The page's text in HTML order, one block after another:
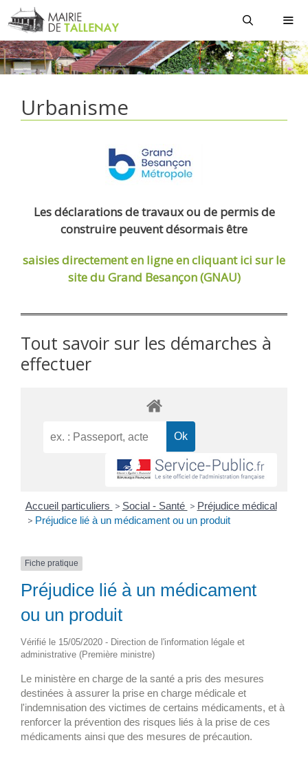
Aller
au
contenu
Urbanisme
Les déclarations de travaux ou de permis de
construire peuvent désormais être
saisies directement en ligneen cliquant ici sur le
site du Grand Besançon (GNAU)
Tout savoir sur les démarches à
effectuer
Accueil particuliers > Social - Santé > Préjudice médical
> Préjudice lié à un médicament ou un produit
Fiche pratique
Préjudice lié à un médicament
ou un produit
Vérifié le 15/05/2020 - Direction de l'information légale et
administrative (Première ministre)
Le ministère en charge de la santé a pris des mesures
destinées à assurer la prise en charge médicale et
l'indemnisation des victimes de certains médicaments, et à
renforcer la prévention des risques liés à la prise de ces
médicaments ainsi que des mesures de précaution.